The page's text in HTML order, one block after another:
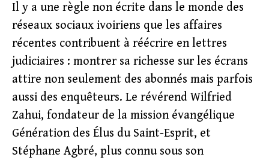
Il y a une règle non écrite dans le monde des
réseaux sociaux ivoiriens que les affaires
récentes contribuent à réécrire en lettres
judiciaires : montrer sa richesse sur les écrans
attire non seulement des abonnés mais parfois
aussi des enquêteurs. Le révérend Wilfried
Zahui, fondateur de la mission évangélique
Génération des Élus du Saint-Esprit, et
Stéphane Agbré, plus connu sous son